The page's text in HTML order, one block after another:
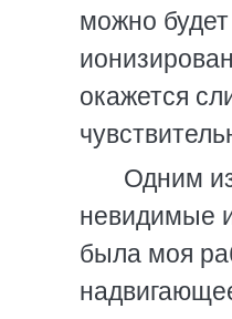
можно
окажется
Одним
невидимые
была моя